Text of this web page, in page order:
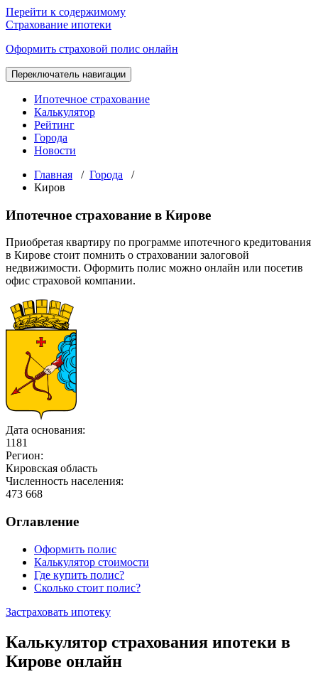
Перейти к содержимому
Страхование ипотеки
Оформить страховой полис онлайн
Переключатель навигации
Ипотечное страхование
Калькулятор
Рейтинг
Города
Новости
Главная / Города /
Киров
Ипотечное страхование в Кирове
Приобретая квартиру по программе ипотечного кредитования
в Кирове стоит помнить о страховании залоговой
недвижимости. Оформить полис можно онлайн или посетив
офис страховой компании.
Дата основания:
1181
Регион:
Кировская область
Численность населения:
473 668
Оглавление
Оформить полис
Калькулятор стоимости
Где купить полис?
Сколько стоит полис?
Застраховать ипотеку
Калькулятор страхования ипотеки в
Кирове онлайн